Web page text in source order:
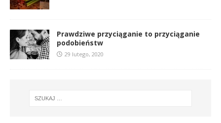
Prawdziwe przyciąganie to przyciąganie
podobieństw
29 lutego, 2020